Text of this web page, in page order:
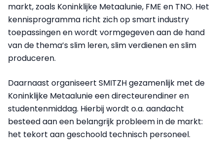
markt, zoals Koninklijke Metaalunie, FME en TNO. Het
kennisprogramma richt zich op smart industry
toepassingen en wordt vormgegeven aan de hand
van de thema’s slim leren, slim verdienen en slim
produceren.
Daarnaast organiseert SMITZH gezamenlijk met de
Koninklijke Metaalunie een directeurendiner en
studentenmiddag. Hierbij wordt o.a. aandacht
besteed aan een belangrijk probleem in de markt:
het tekort aan geschoold technisch personeel.